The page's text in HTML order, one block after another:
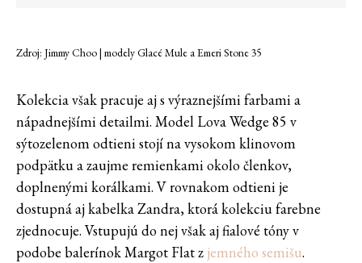
Zdroj: Jimmy Choo | modely Glacé Mule a Emeri Stone 35
Kolekcia však pracuje aj s výraznejšími farbami a
nápadnejšími detailmi. Model Lova Wedge 85 v
sýtozelenom odtieni stojí na vysokom klinovom
podpätku a zaujme remienkami okolo členkov,
doplnenými korálkami. V rovnakom odtieni je
dostupná aj kabelka Zandra, ktorá kolekciu farebne
zjednocuje. Vstupujú do nej však aj fialové tóny v
podobe balerínok Margot Flat z jemného semišu.